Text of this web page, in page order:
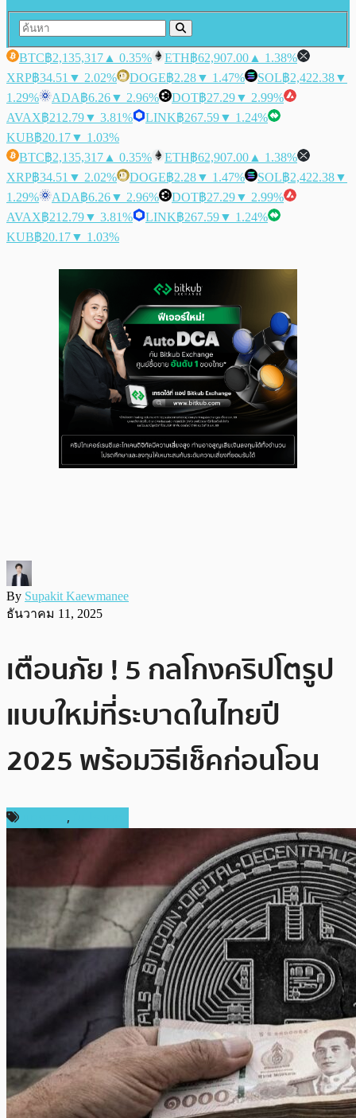
BTC฿2,135,317 ▲ 0.35% ETH฿62,907.00 ▲ 1.38%
XRP฿34.51 ▼ 2.02% DOGE฿2.28▼ 1.47% SOL฿2,422.38▼
1.29%
ADA฿6.26▼ 2.96% DOT฿27.29▼ 2.99%
AVAX฿212.79▼ 3.81% LINK฿267.59▼ 1.24%
KUB฿20.17▼ 1.03%
BTC฿2,135,317 ▲ 0.35% ETH฿62,907.00 ▲ 1.38%
XRP฿34.51 ▼ 2.02% DOGE฿2.28▼ 1.47% SOL฿2,422.38▼
1.29%
ADA฿6.26▼ 2.96% DOT฿27.29▼ 2.99%
AVAX฿212.79▼ 3.81% LINK฿267.59▼ 1.24%
KUB฿20.17▼ 1.03%
By Supakit Kaewmanee
ธันวาคม 11, 2025
เตือนภัย ! 5 กลโกงคริปโตรูป
แบบใหม่ที่ระบาดในไทยปี
2025 พร้อมวิธีเช็คก่อนโอน
,